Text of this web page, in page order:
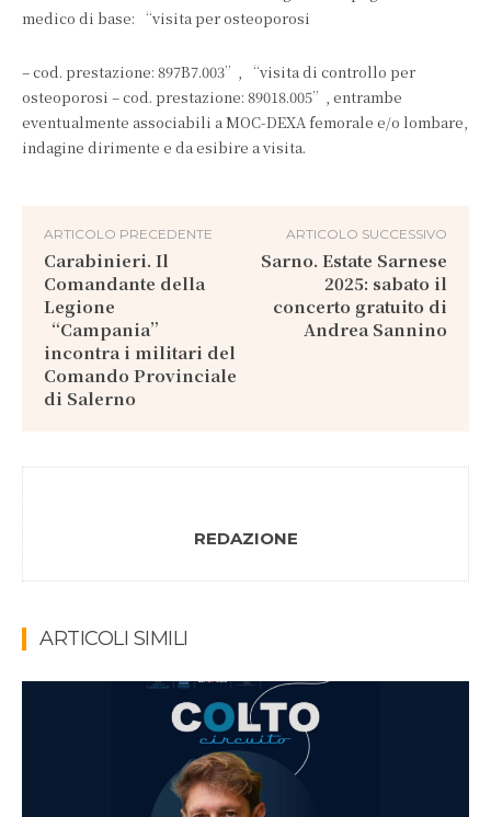
medico di base: “visita per osteoporosi
– cod. prestazione: 897B7.003”, “visita di controllo per
osteoporosi – cod. prestazione: 89018.005”, entrambe
eventualmente associabili a MOC-DEXA femorale e/o lombare,
indagine dirimente e da esibire a visita.
ARTICOLO PRECEDENTE
Carabinieri. Il
Comandante della
Legione
“Campania”
incontra i militari del
Comando Provinciale
di Salerno
ARTICOLO SUCCESSIVO
Sarno. Estate Sarnese
2025: sabato il
concerto gratuito di
Andrea Sannino
REDAZIONE
ARTICOLI SIMILI